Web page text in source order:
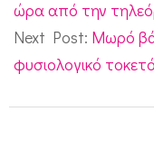
30
ώρα από την
Next Post: Μωρό
φυσιολογικό